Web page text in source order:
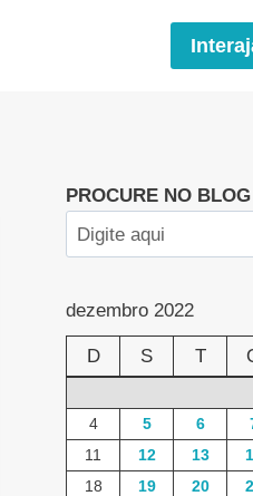
PROCURE NO BLOG
dezembro 2022
D S T
4
5 6
11
12 13
18
19 20